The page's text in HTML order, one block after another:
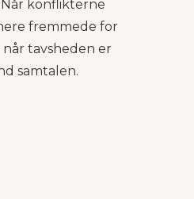
konflikterne
fremmede for
tavsheden er
samtalen.